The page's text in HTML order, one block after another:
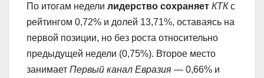
По итогам недели лидерство сохраняет КТКс
рейтингом 0,72% и долей 13,71%, оставаясь на
первой позиции, но без роста относительно
предыдущей недели (0,75%). Второе место
занимает Первый канал Евразия — 0,66% и